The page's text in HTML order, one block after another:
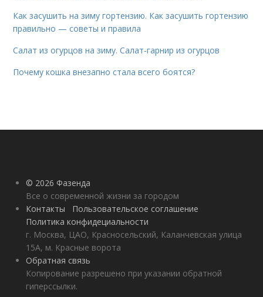
Как засушить на зиму гортензию. Как засушить гортензию
правильно — советы и правила
Салат из огурцов на зиму. Салат-гарнир из огурцов
Почему кошка внезапно стала всего боятся?
© 2026 Фазенда
Все о современной жизни за городом
Контакты
Пользовательское соглашение
Политика конфидециальности
г. Москва, ЦАО, Красносельский, Каланчевская улица
15А, м. Красные ворота
Обратная связь
Копирование разрешено при указании обратной
гиперссылки.